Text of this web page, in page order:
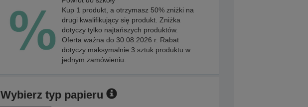
Kup 1 produkt, a otrzymasz 50% zniżki na
drugi kwalifikujący się produkt. Zniżka
dotyczy tylko najtańszych produktów.
Oferta ważna do 30.08.2026 r. Rabat
dotyczy maksymalnie 3 sztuk produktu w
jednym zamówieniu.
Wybierz typ papieru